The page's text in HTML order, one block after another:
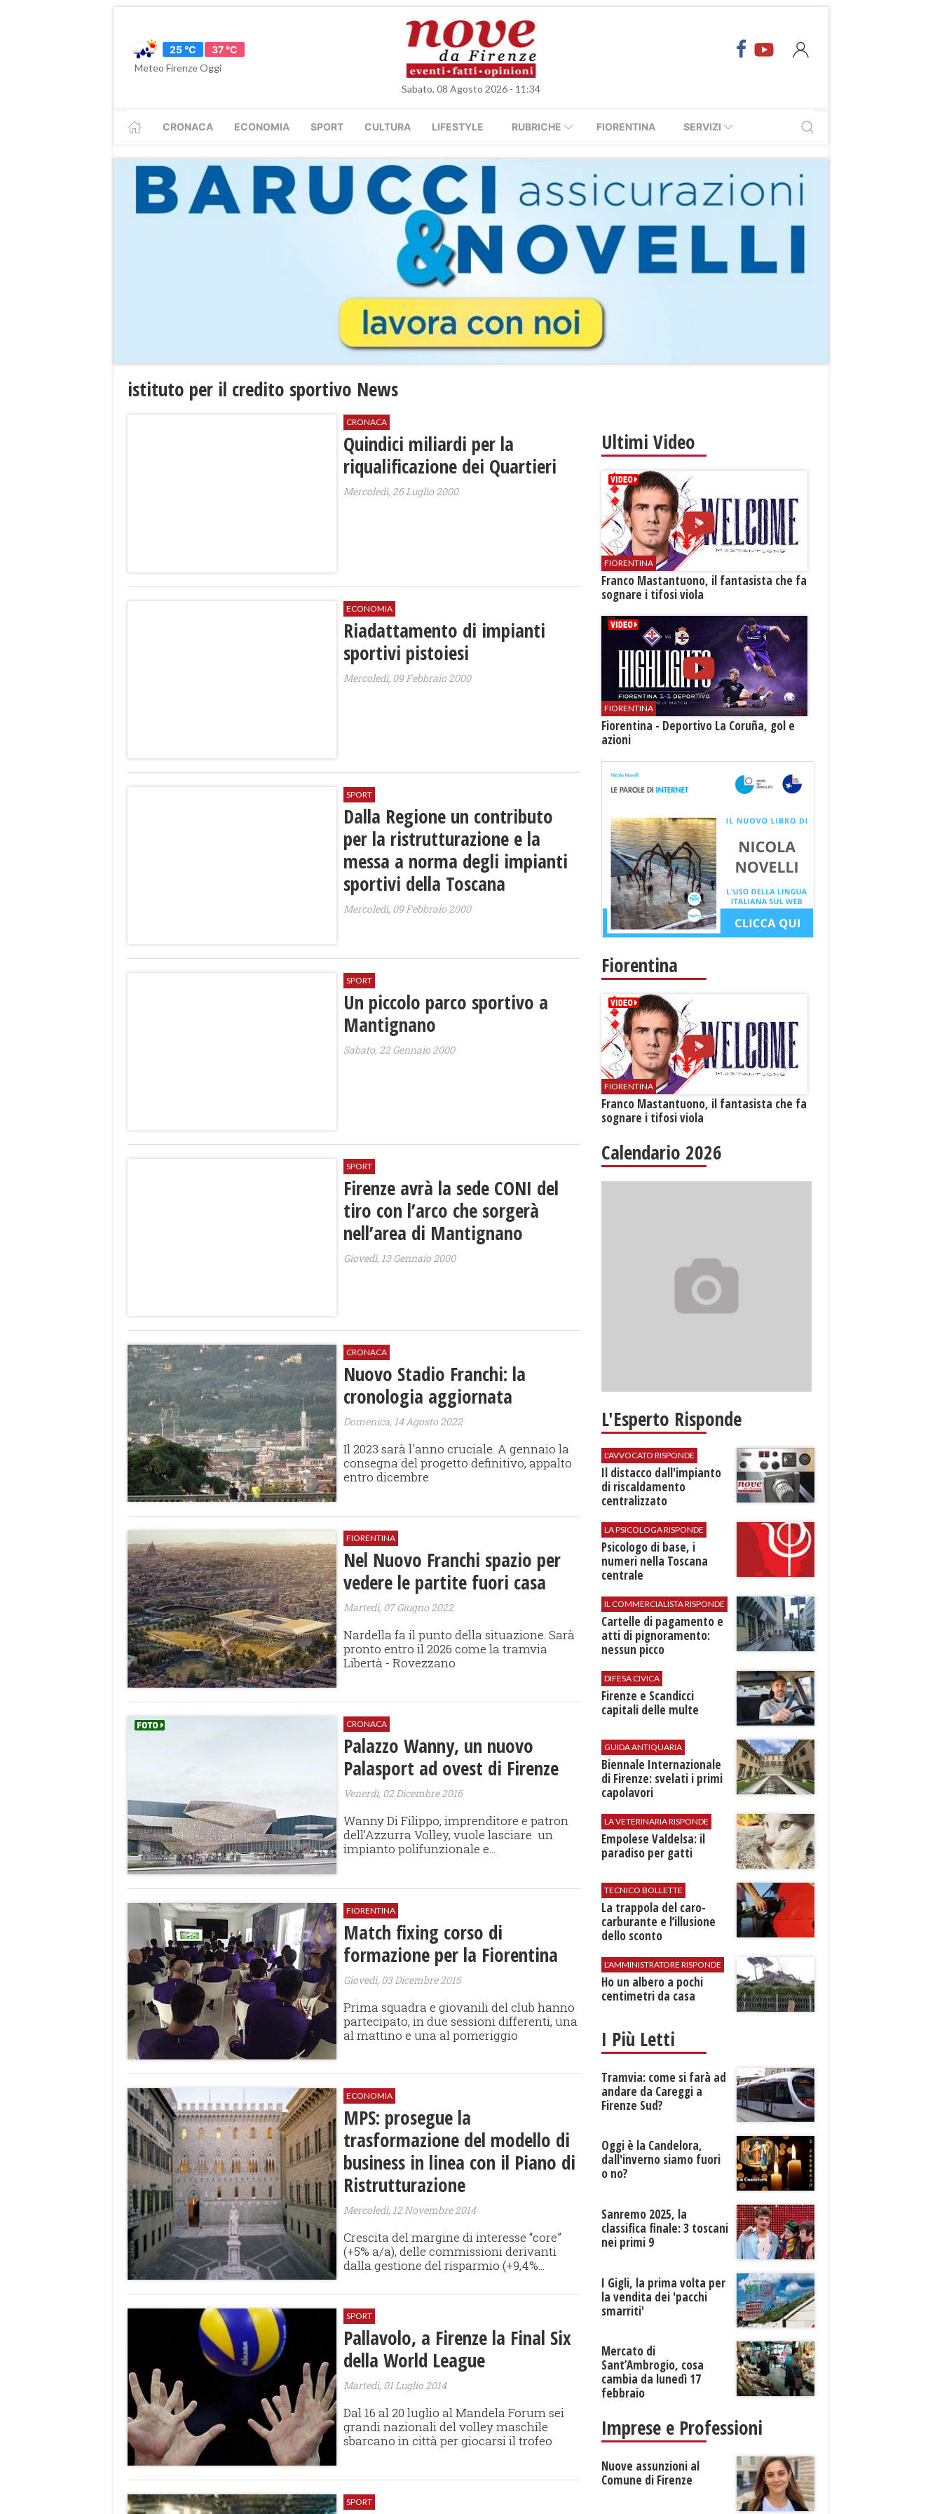
25 °C
37 °C
Meteo Firenze Oggi
Sabato, 08 Agosto 2026 - 11:34
CRONACA ECONOMIA SPORT CULTURA LIFESTYLE RUBRICHE FIORENTINA SERVIZI
istituto per il credito sportivo News
CRONACA
Quindici miliardi per la
riqualificazione dei Quartieri
Mercoledì, 26 Luglio 2000
ECONOMIA
Riadattamento di impianti
sportivi pistoiesi
Mercoledì, 09 Febbraio 2000
SPORT
Dalla Regione un contributo
per la ristrutturazione e la
messa a norma degli impianti
sportivi della Toscana
Mercoledì, 09 Febbraio 2000
SPORT
Un piccolo parco sportivo a
Mantignano
Sabato, 22 Gennaio 2000
SPORT
Firenze avrà la sede CONI del
tiro con l’arco che sorgerà
nell’area di Mantignano
Giovedì, 13 Gennaio 2000
CRONACA
Nuovo Stadio Franchi: la
cronologia aggiornata
Domenica, 14 Agosto 2022
Il 2023 sarà l'anno cruciale. A gennaio la
consegna del progetto definitivo, appalto
entro dicembre
FIORENTINA
Nel Nuovo Franchi spazio per
vedere le partite fuori casa
Martedì, 07 Giugno 2022
Nardella fa il punto della situazione. Sarà
pronto entro il 2026 come la tramvia
Libertà - Rovezzano
CRONACA
Palazzo Wanny, un nuovo
Palasport ad ovest di Firenze
Venerdì, 02 Dicembre 2016
Wanny Di Filippo, imprenditore e patron
dell’Azzurra Volley, vuole lasciare un
impianto polifunzionale e...
FIORENTINA
Match fixing corso di
formazione per la Fiorentina
Giovedì, 03 Dicembre 2015
Prima squadra e giovanili del club hanno
partecipato, in due sessioni differenti, una
al mattino e una al pomeriggio
ECONOMIA
MPS: prosegue la
trasformazione del modello di
business in linea con il Piano di
Ristrutturazione
Mercoledì, 12 Novembre 2014
Crescita del margine di interesse “core”
(+5% a/a), delle commissioni derivanti
dalla gestione del risparmio (+9,4%...
SPORT
Pallavolo, a Firenze la Final Six
della World League
Martedì, 01 Luglio 2014
Dal 16 al 20 luglio al Mandela Forum sei
grandi nazionali del volley maschile
sbarcano in città per giocarsi il trofeo
SPORT
Ultimi Video
FIORENTINA
Franco Mastantuono, il fantasista che fa
sognare i tifosi viola
FIORENTINA
Fiorentina - Deportivo La Coruña, gol e
azioni
Fiorentina
FIORENTINA
Franco Mastantuono, il fantasista che fa
sognare i tifosi viola
Calendario 2026
L'Esperto Risponde
L'AVVOCATO RISPONDE
Il distacco dall'impianto
di riscaldamento
centralizzato
LA PSICOLOGA RISPONDE
Psicologo di base, i
numeri nella Toscana
centrale
IL COMMERCIALISTA RISPONDE
Cartelle di pagamento e
atti di pignoramento:
nessun picco
DIFESA CIVICA
Firenze e Scandicci
capitali delle multe
GUIDA ANTIQUARIA
Biennale Internazionale
di Firenze: svelati i primi
capolavori
LA VETERINARIA RISPONDE
Empolese Valdelsa: il
paradiso per gatti
TECNICO BOLLETTE
​La trappola del caro-
carburante e l’illusione
dello sconto
L'AMMINISTRATORE RISPONDE
Ho un albero a pochi
centimetri da casa
I Più Letti
Tramvia: come si farà ad
andare da Careggi a
Firenze Sud?
Oggi è la Candelora,
dall'inverno siamo fuori
o no?
Sanremo 2025, la
classifica finale: 3 toscani
nei primi 9
I Gigli, la prima volta per
la vendita dei 'pacchi
smarriti'
Mercato di
Sant’Ambrogio, cosa
cambia da lunedì 17
febbraio
Imprese e Professioni
Nuove assunzioni al
Comune di Firenze